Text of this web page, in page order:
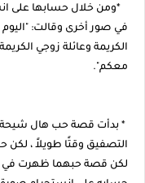
*ومن خلال حسابها على
في صور أخرى وقالت: "اليوم
الكريمة وعائلة زوجي
معكم".
* بدأت قصة حب هال شيحة
التصفيق وقتًا طويلاً ، لكن